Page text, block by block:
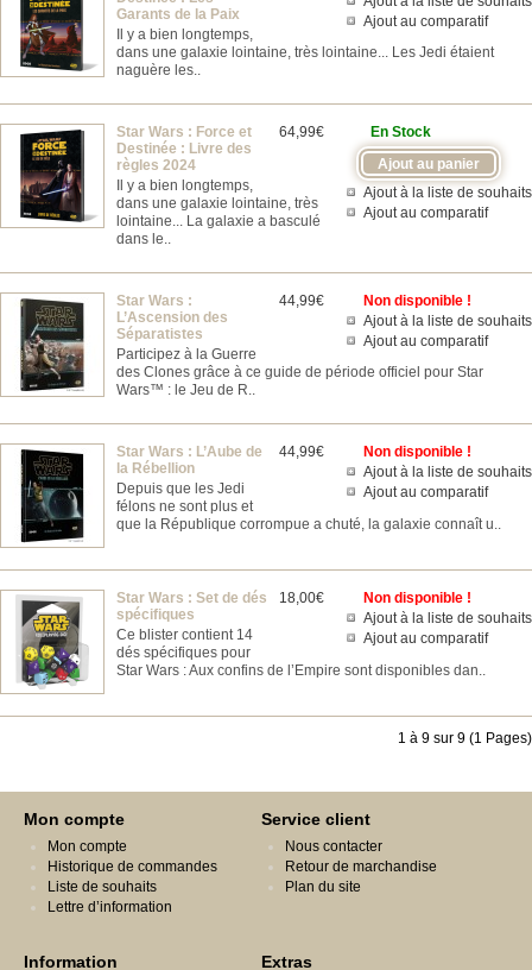
Ajout au comparatif
Garants de la Paix
Il y a bien longtemps,
dans une galaxie lointaine, très lointaine... Les Jedi étaient
naguère les..
En Stock
Ajout à la liste de souhaits
Ajout au comparatif
64,99€
Star Wars : Force et
Destinée : Livre des
règles 2024
Il y a bien longtemps,
dans une galaxie lointaine, très
lointaine... La galaxie a basculé
dans le..
Non disponible !
Ajout à la liste de souhaits
Ajout au comparatif
44,99€
Star Wars :
L’Ascension des
Séparatistes
Participez à la Guerre
des Clones grâce à ce guide de période officiel pour Star
Wars™ : le Jeu de R..
Non disponible !
Ajout à la liste de souhaits
Ajout au comparatif
44,99€
Star Wars : L’Aube de
la Rébellion
Depuis que les Jedi
félons ne sont plus et
que la République corrompue a chuté, la galaxie connaît u..
Non disponible !
Ajout à la liste de souhaits
Ajout au comparatif
18,00€
Star Wars : Set de dés
spécifiques
Ce blister contient 14
dés spécifiques pour
Star Wars : Aux confins de l’Empire sont disponibles dan..
1 à 9 sur 9 (1 Pages)
Mon compte
Mon compte
Historique de commandes
Liste de souhaits
Lettre d’information
Service client
Nous contacter
Retour de marchandise
Plan du site
Information Extras